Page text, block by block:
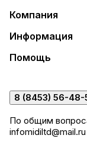
Компания
Информация
Помощь
8 (8453) 56-48-
По общим
infomidiltd@mail.ru